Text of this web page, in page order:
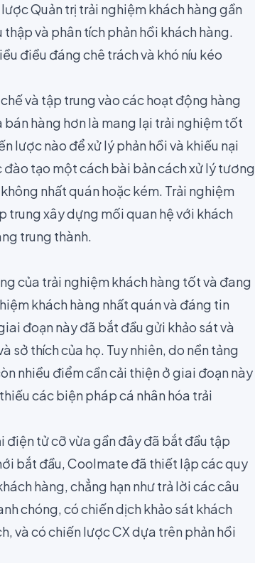
Quản trị trải nghiệm khách hàng gần
và phân tích phản hồi khách hàng.
điều đáng chê trách và khó níu kéo
và tập trung vào các hoạt động hàng
hàng hơn là mang lại trải nghiệm tốt
lược nào để xử lý phản hồi và khiếu nại
tạo một cách bài bản cách xử lý tương
nhất quán hoặc kém. Trải nghiệm
trung xây dựng mối quan hệ với khách
trung thành.
của trải nghiệm khách hàng tốt và đang
khách hàng nhất quán và đáng tin
đoạn này đã bắt đầu gửi khảo sát và
sở thích của họ. Tuy nhiên, do nền tảng
nhiều điểm cần cải thiện ở giai đoạn này
các biện pháp cá nhân hóa trải
tử cỡ vừa gần đây đã bắt đầu tập
bắt đầu, Coolmate đã thiết lập các quy
hàng, chẳng hạn như trả lời các câu
chóng, có chiến dịch khảo sát khách
và có chiến lược CX dựa trên phản hồi